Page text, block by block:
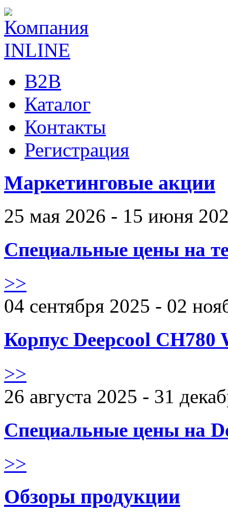
B2B
Каталог
Контакты
Регистрация
Маркетинговые акции
25 мая 2026 - 15 июня
Специальные цены на
>>
04 сентября 2025 - 02
Корпус Deepcool CH780
>>
26 августа 2025 - 31
Специальные цены на
>>
Обзоры продукции